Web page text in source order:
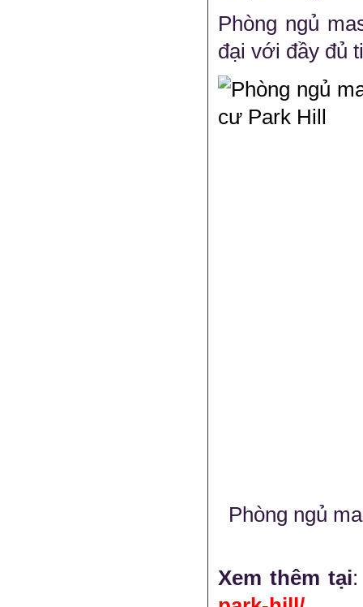
Phòng ngủ
đại với đầy đủ
Phòng ngủ
Xem thêm tại